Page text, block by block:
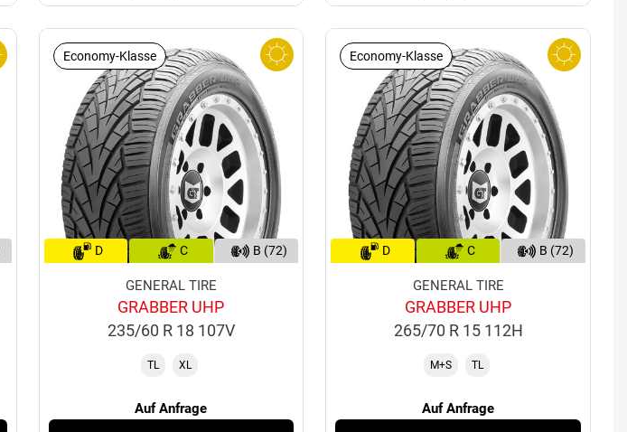
Economy-Klasse
D C B (72)
GENERAL TIRE
GRABBER UHP
235/60 R 18 107V
TL XL
Auf Anfrage
Economy-Klasse
D C B (72)
GENERAL TIRE
GRABBER UHP
265/70 R 15 112H
M+S TL
Auf Anfrage